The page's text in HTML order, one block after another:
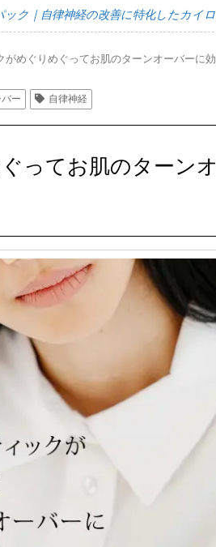
ック｜自律神経の改善に特化したカイ
がめぐりめぐってお肌のターンオーバーに
ー 自律神経
ってお肌のターン